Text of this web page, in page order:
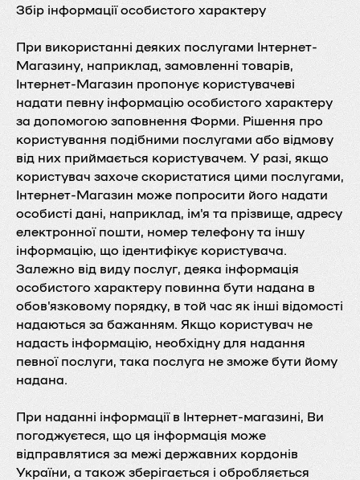
Збір інформації особистого характеру
При використанні деяких послугами Інтернет-
Магазину, наприклад, замовленні товарів,
Інтернет-Магазин пропонує користувачеві
надати певну інформацію особистого характеру
за допомогою заповнення Форми. Рішення про
користування подібними послугами або відмову
від них приймається користувачем. У разі, якщо
користувач захоче скористатися цими послугами,
Інтернет-Магазин може попросити його надати
особисті дані, наприклад, ім'я та прізвище, адресу
електронної пошти, номер телефону та іншу
інформацію, що ідентифікує користувача.
Залежно від виду послуг, деяка інформація
особистого характеру повинна бути надана в
обов'язковому порядку, в той час як інші відомості
надаються за бажанням. Якщо користувач не
надасть інформацію, необхідну для надання
певної послуги, така послуга не зможе бути йому
надана.
При наданні інформації в Інтернет-магазині, Ви
погоджуєтеся, що ця інформація може
відправлятися за межі державних кордонів
України, а також зберігається і обробляється